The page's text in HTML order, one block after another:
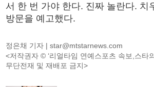
서 한 번 가야 한다. 진짜 놀란다. 치
방문을 예고했다.
정은채 기자 |star@mtstarnews.com
<저작권자 © ‘리얼타임 연예스포츠 속보,스타
무단전재 및 재배포 금지>